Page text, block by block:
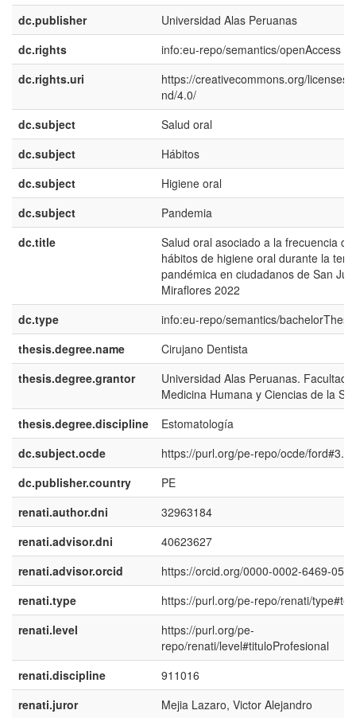
dc.publisher
Universidad Alas Peruanas
dc.rights
info:eu-repo/semantics/openAccess
dc.rights.uri
https://creativecommons.org/licenses/
nd/4.0/
dc.subject
Salud oral
dc.subject
Hábitos
dc.subject
Higiene oral
dc.subject
Pandemia
dc.title
Salud oral asociado a la frecuencia de
hábitos de higiene oral durante la
pandémica en ciudadanos de San
Miraflores 2022
dc.type
info:eu-repo/semantics/bachelorThesis
thesis.degree.name
Cirujano Dentista
thesis.degree.grantor
Universidad Alas Peruanas. Facultad
Medicina Humana y Ciencias de la
thesis.degree.discipline
Estomatología
dc.subject.ocde
https://purl.org/pe-repo/ocde/
dc.publisher.country
PE
renati.author.dni
32963184
renati.advisor.dni
40623627
renati.advisor.orcid
https://orcid.org/0000-0002-6469-0501
renati.type
https://purl.org/pe-repo/renati/
renati.level
https://purl.org/pe-
repo/renati/level#tituloProfesional
renati.discipline
911016
renati.juror
Mejia Lazaro, Victor Alejandro